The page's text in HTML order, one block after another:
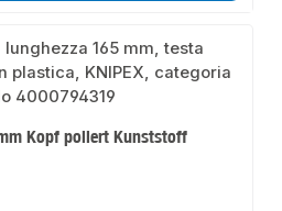
Kopf poliert Kunststoff